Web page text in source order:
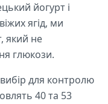
йогурт і
ягід, ми
який не
глюкози.
для контролю
40 та 53